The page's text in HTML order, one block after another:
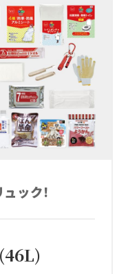
ュック!